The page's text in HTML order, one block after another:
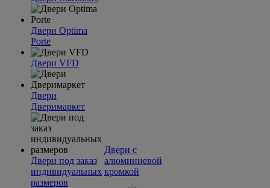
Двери Optima
Porte
Двери VFD
Двери
Дверимаркет
Двери под заказ
индивидуальных
размеров
Двери с
алюминиевой
кромкой